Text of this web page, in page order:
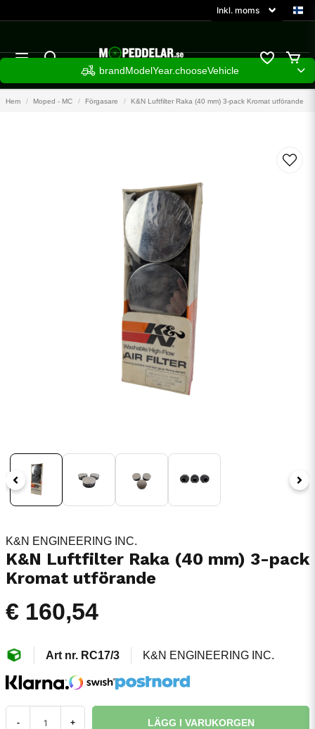
brandModelYear.chooseVehicle
Hem Moped - MC Förgasare K&N Luftfilter Raka (40 mm) 3-pack Kromat utförande
K&N ENGINEERING INC.
K&N Luftfilter Raka (40 mm) 3-pack
Kromat utförande
€ 160,54
RC17/3 K&N ENGINEERING INC.
- + LÄGG I VARUKORGEN